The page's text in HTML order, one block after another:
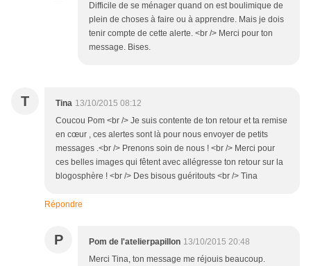
Difficile de se ménager quand on est boulimique de
plein de choses à faire ou à apprendre. Mais je dois
tenir compte de cette alerte. <br /> Merci pour ton
message. Bises.
T Tina 13/10/2015 08:12
Coucou Pom <br /> Je suis contente de ton retour et ta remise
en cœur , ces alertes sont là pour nous envoyer de petits
messages .<br /> Prenons soin de nous ! <br /> Merci pour
ces belles images qui fêtent avec allégresse ton retour sur la
blogosphère ! <br /> Des bisous guéritouts <br /> Tina
Répondre
P Pom de l'atelierpapillon 13/10/2015 20:48
Merci Tina, ton message me réjouis beaucoup.